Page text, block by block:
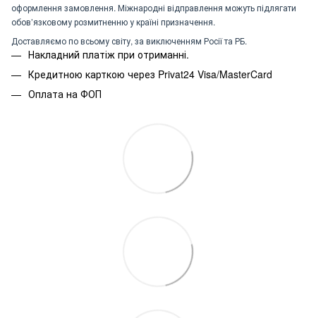
оформлення замовлення. Міжнародні відправлення можуть підлягати
обов’язковому розмитненню у країні призначення.
Доставляємо по всьому світу, за виключенням Росії та РБ.
Накладний платіж при отриманні.
Кредитною карткою через Privat24 Visa/MasterCard
Оплата на ФОП